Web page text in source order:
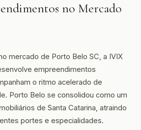
no Mercado
mercado de Porto Belo SC, a IVIX
empreendimentos
o ritmo acelerado de
Porto Belo se consolidou como um
de Santa Catarina, atraindo
portes e especialidades.